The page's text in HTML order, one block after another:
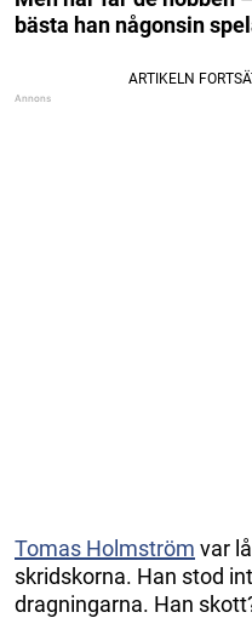
bästa han någonsin
Tomas Holmström var
skridskorna. Han stod
dragningarna. Han